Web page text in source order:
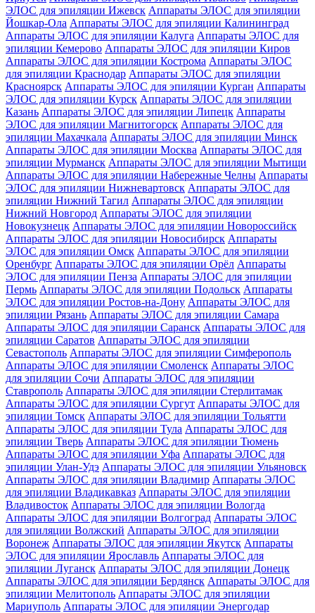
ЭЛОС для эпиляции Ижевск Аппараты ЭЛОС для эпиляции
Йошкар-Ола Аппараты ЭЛОС для эпиляции Калининград
Аппараты ЭЛОС для эпиляции Калуга Аппараты ЭЛОС для
эпиляции Кемерово Аппараты ЭЛОС для эпиляции Киров
Аппараты ЭЛОС для эпиляции Кострома Аппараты ЭЛОС
для эпиляции Краснодар Аппараты ЭЛОС для эпиляции
Красноярск Аппараты ЭЛОС для эпиляции Курган Аппараты
ЭЛОС для эпиляции Курск Аппараты ЭЛОС для эпиляции
Казань Аппараты ЭЛОС для эпиляции Липецк Аппараты
ЭЛОС для эпиляции Магнитогорск Аппараты ЭЛОС для
эпиляции Махачкала Аппараты ЭЛОС для эпиляции Минск
Аппараты ЭЛОС для эпиляции Москва Аппараты ЭЛОС для
эпиляции Мурманск Аппараты ЭЛОС для эпиляции Мытищи
Аппараты ЭЛОС для эпиляции Набережные Челны Аппараты
ЭЛОС для эпиляции Нижневартовск Аппараты ЭЛОС для
эпиляции Нижний Тагил Аппараты ЭЛОС для эпиляции
Нижний Новгород Аппараты ЭЛОС для эпиляции
Новокузнецк Аппараты ЭЛОС для эпиляции Новороссийск
Аппараты ЭЛОС для эпиляции Новосибирск Аппараты
ЭЛОС для эпиляции Омск Аппараты ЭЛОС для эпиляции
Оренбург Аппараты ЭЛОС для эпиляции Орёл Аппараты
ЭЛОС для эпиляции Пенза Аппараты ЭЛОС для эпиляции
Пермь Аппараты ЭЛОС для эпиляции Подольск Аппараты
ЭЛОС для эпиляции Ростов-на-Дону Аппараты ЭЛОС для
эпиляции Рязань Аппараты ЭЛОС для эпиляции Самара
Аппараты ЭЛОС для эпиляции Саранск Аппараты ЭЛОС для
эпиляции Саратов Аппараты ЭЛОС для эпиляции
Севастополь Аппараты ЭЛОС для эпиляции Симферополь
Аппараты ЭЛОС для эпиляции Смоленск Аппараты ЭЛОС
для эпиляции Сочи Аппараты ЭЛОС для эпиляции
Ставрополь Аппараты ЭЛОС для эпиляции Стерлитамак
Аппараты ЭЛОС для эпиляции Сургут Аппараты ЭЛОС для
эпиляции Томск Аппараты ЭЛОС для эпиляции Тольятти
Аппараты ЭЛОС для эпиляции Тула Аппараты ЭЛОС для
эпиляции Тверь Аппараты ЭЛОС для эпиляции Тюмень
Аппараты ЭЛОС для эпиляции Уфа Аппараты ЭЛОС для
эпиляции Улан-Удэ Аппараты ЭЛОС для эпиляции Ульяновск
Аппараты ЭЛОС для эпиляции Владимир Аппараты ЭЛОС
для эпиляции Владикавказ Аппараты ЭЛОС для эпиляции
Владивосток Аппараты ЭЛОС для эпиляции Вологда
Аппараты ЭЛОС для эпиляции Волгоград Аппараты ЭЛОС
для эпиляции Волжский Аппараты ЭЛОС для эпиляции
Воронеж Аппараты ЭЛОС для эпиляции Якутск Аппараты
ЭЛОС для эпиляции Ярославль Аппараты ЭЛОС для
эпиляции Луганск Аппараты ЭЛОС для эпиляции Донецк
Аппараты ЭЛОС для эпиляции Бердянск Аппараты ЭЛОС для
эпиляции Мелитополь Аппараты ЭЛОС для эпиляции
Мариуполь Аппараты ЭЛОС для эпиляции Энергодар